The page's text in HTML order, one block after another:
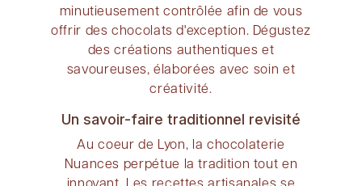
minutieusement contrôlée afin de vous
offrir des chocolats d'exception. Dégustez
des créations authentiques et
savoureuses, élaborées avec soin et
créativité.
Un savoir-faire traditionnel revisité
Au coeur de Lyon, la chocolaterie
Nuances perpétue la tradition tout en
innovant. Les recettes artisanales se